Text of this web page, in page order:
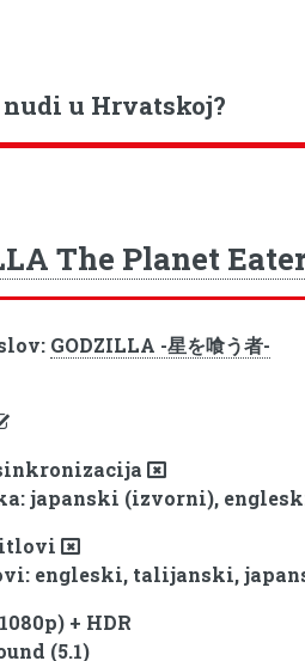
u Hrvatskoj?
The Planet
GODZILLA -星を喰う者-
japanski (izvorni),
engleski, talijanski,
+ HDR
(5.1)